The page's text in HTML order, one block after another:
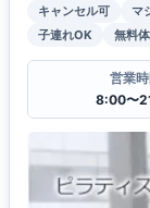
キャンセル可 マ
子連れOK
無料
営業
8:00〜